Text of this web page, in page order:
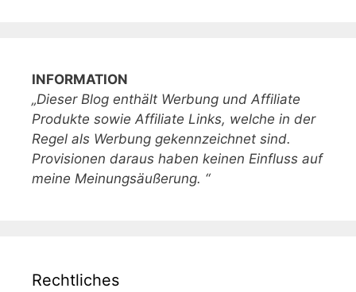
INFORMATION
„Dieser Blog enthält Werbung und Affiliate
Produkte sowie Affiliate Links, welche in der
Regel als Werbung gekennzeichnet sind.
Provisionen daraus haben keinen Einfluss auf
meine Meinungsäußerung. “
Rechtliches